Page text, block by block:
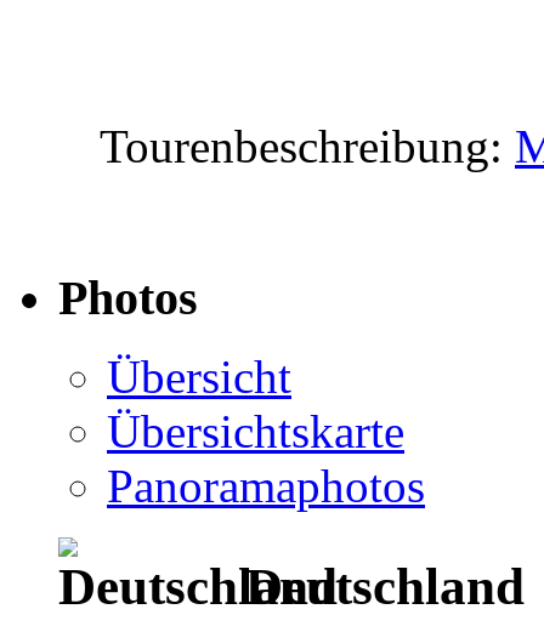
Tourenbeschreibung:
Photos
Übersicht
Übersichtskarte
Panoramaphotos
Deutschland